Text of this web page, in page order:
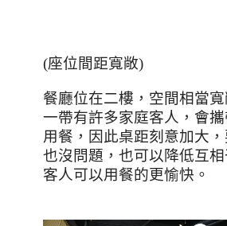
(座位間距寬敞)
餐廳位在二樓，空間相當
一帶有許多家庭客人，會
用餐，因此桌距刻意加大
也沒問題，也可以降低互
客人可以用餐的更愉快。